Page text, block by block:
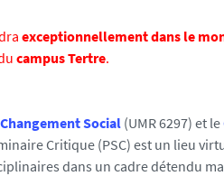
exceptionnellement dans le
campus Tertre.
Social (UMR 6297) et le
Critique (PSC) est un lieu
dans un cadre détendu